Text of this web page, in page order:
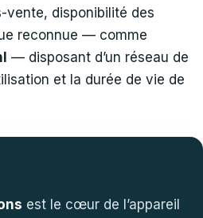
vente, disponibilité des
reconnue — comme
— disposant d’un réseau de
et la durée de vie de
est le cœur de l’appareil